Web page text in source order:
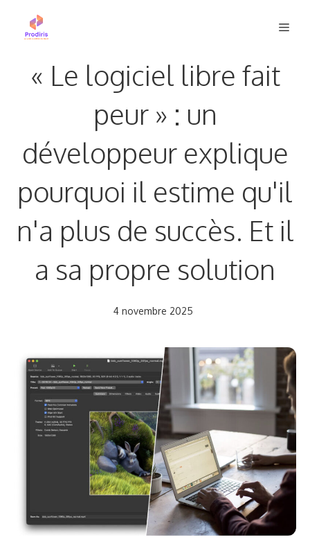
« Le logiciel libre fait
peur » : un
développeur explique
pourquoi il estime qu'il
n'a plus de succès. Et il
a sa propre solution
4 novembre 2025